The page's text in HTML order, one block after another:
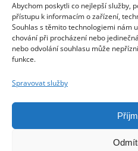
Abychom poskytli co nejlepší služby,
přístupu k informacím o zařízení,
Souhlas s těmito technologiemi nám
chování při procházení nebo
nebo odvolání souhlasu může
funkce.
Spravovat služby
Křestní jméno
E-mail
Pokračováním přijímáte